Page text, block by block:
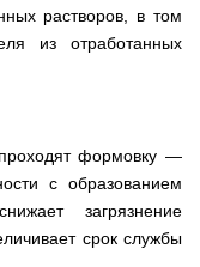
растворов, в том
из отработанных
формовку —
с образованием
загрязнение
срок службы